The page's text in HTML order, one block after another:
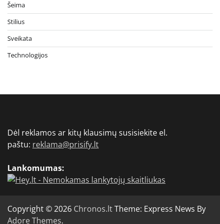
Šeima
Stilius
Sveikata
Technologijos
Dėl reklamos ar kitų klausimų susisiekite el.
paštu: reklama@prisify.lt
Lankomumas:
Copyright © 2026 Chronos.ltTheme: Express News By
Adore Themes.